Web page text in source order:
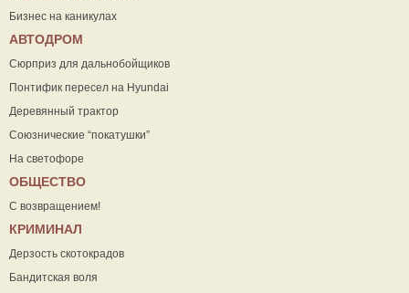
Бизнес на каникулах
АВТОДРОМ
Сюрприз для дальнобойщиков
Понтифик пересел на Hyundai
Деревянный трактор
Союзнические “покатушки”
На светофоре
ОБЩЕСТВО
С возвращением!
КРИМИНАЛ
Дерзость скотокрадов
Бандитская воля